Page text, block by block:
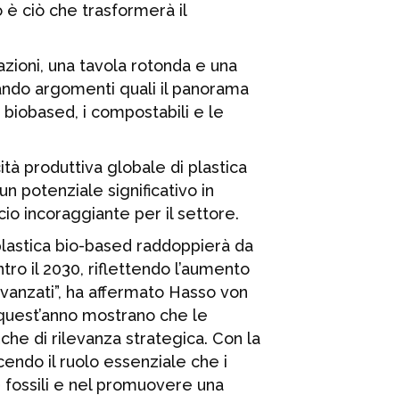
è ciò che trasformerà il
una tavola rotonda e una
argomenti quali il panorama
biobased, i compostabili e le
produttiva globale di plastica
potenziale significativo in
incoraggiante per il settore.
bio-based raddoppierà da
il 2030, riflettendo l’aumento
ha affermato Hasso von
mostrano che le
di rilevanza strategica. Con la
il ruolo essenziale che i
e nel promuovere una